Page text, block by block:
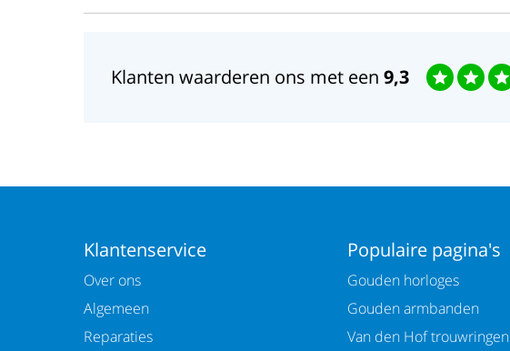
Klanten waarderen ons met een 9,3
Klantenservice
Over ons
Algemeen
Reparaties
Populaire pagina's
Gouden horloges
Gouden armbanden
Van den Hof trouwringen